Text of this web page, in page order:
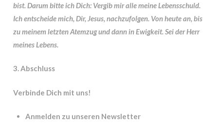
bist. Darum bitte ich Dich: Vergib mir alle meine Lebensschuld.
Ich entscheide mich, Dir, Jesus, nachzufolgen. Von heute an, bis
zu meinem letzten Atemzug und dann in Ewigkeit. Sei der Herr
meines Lebens.
3. Abschluss
Verbinde Dich mit uns!
Anmelden zu unseren Newsletter